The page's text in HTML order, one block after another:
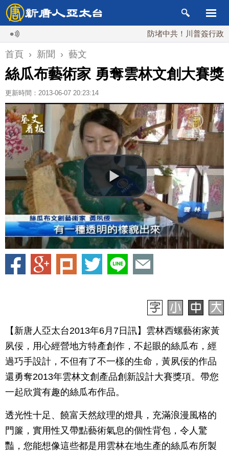
防堵中共！川普簽行政令 對多
首頁 › 新聞 › 藝文
絲瓜布藝術家 勇奪雲林文創大賽獎
更新時間：2013-06-07 20:23:14
【新唐人亞太台2013年6月7日訊】雲林西螺藝術家黃
夙佞，用心經營地方特產創作，不起眼的絲瓜布，經
過巧手設計，不但有了不一樣的生命，黃夙佞的作品
還勇奪2013年雲林文創產品創新設計大賽獎項。帶您
一起欣賞有趣的絲瓜布作品。
透光性十足、饒富天然紋理的燈具，充滿浪漫風格的
門簾，實用性又帶點藝術氣息的個性背包，令人驚
豔，您能想像這些都是用雲林在地生產的絲瓜布所製